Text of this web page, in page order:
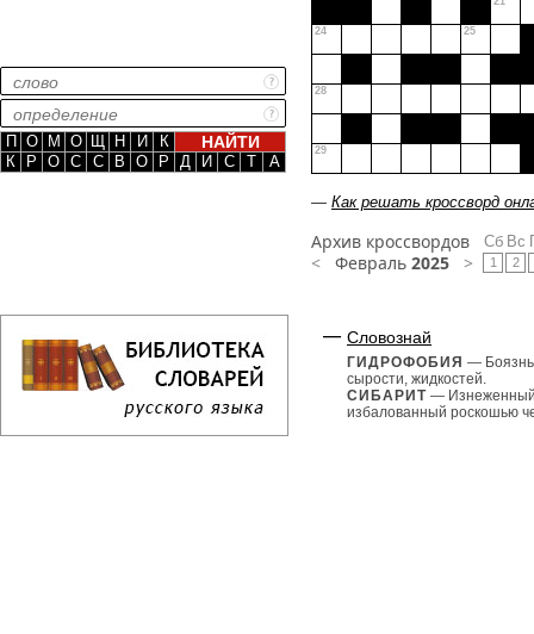
П О М О Щ Н И
К
К
Р О С С В О Р Д И С Т А
24 25
28
29
— Как решать кроссворд
Архив кроссвордов
< Февраль 2025 >
Сб
1
Вс
2
Словознай
ГИДРОФОБИЯ —
сырости, жидкостей.
СИБАРИТ —
избалованный роскошью